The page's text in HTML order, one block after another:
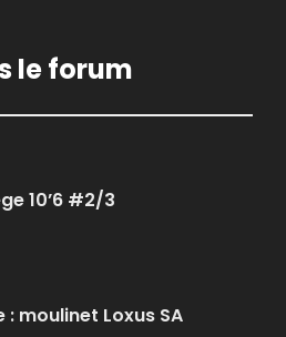
le forum
10’6 #2/3
moulinet Loxus SA